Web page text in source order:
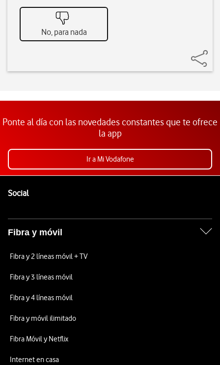
No, para nada
Ponte al día con las novedades constantes que te ofrece
la app
Ir a Mi Vodafone
SocialEnlaces a las redes sociales de Vodafone
Fibra y móvil
Fibra y 2 líneas móvil + TV
Fibra y 3 líneas móvil
Fibra y 4 líneas móvil
Fibra y móvil ilimitado
Fibra Móvil y Netflix
Internet en casa